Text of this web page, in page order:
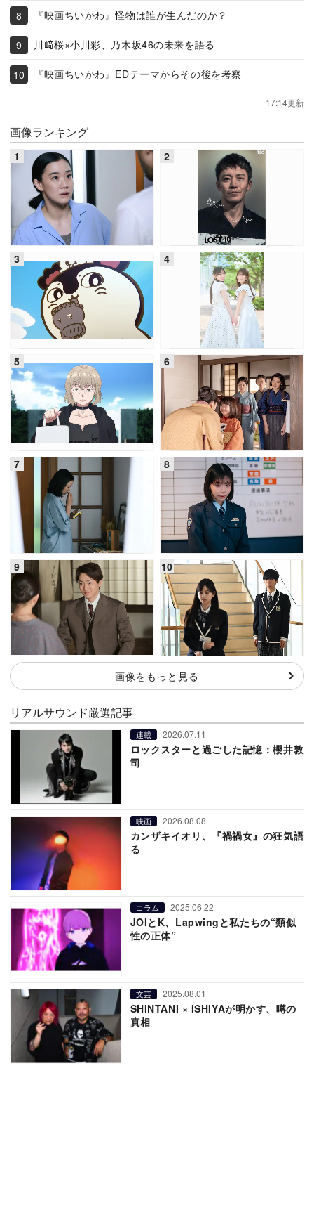
『映画ちいかわ』怪物は誰が生んだのか？
川﨑桜×小川彩、乃木坂46の未来を語る
『映画ちいかわ』EDテーマからその後を考察
17:14更新
画像ランキング
画像をもっと見る
リアルサウンド厳選記事
連載 2026.07.11
ロックスターと過ごした記憶：櫻井敦
司
映画 2026.08.08
カンザキイオリ、『禍禍女』の狂気語
る
コラム 2025.06.22
JOIとK、Lapwingと私たちの“類似
性の正体”
文芸 2025.08.01
SHINTANI × ISHIYAが明かす、噂の
真相